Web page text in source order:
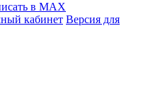
в MAX
кабинет Версия для